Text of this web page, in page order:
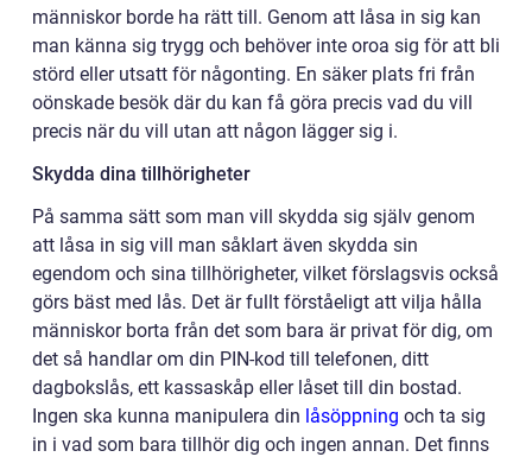
människor borde ha rätt till. Genom att låsa in sig kan
man känna sig trygg och behöver inte oroa sig för att bli
störd eller utsatt för någonting. En säker plats fri från
oönskade besök där du kan få göra precis vad du vill
precis när du vill utan att någon lägger sig i.
Skydda dina tillhörigheter
På samma sätt som man vill skydda sig själv genom
att låsa in sig vill man såklart även skydda sin
egendom och sina tillhörigheter, vilket förslagsvis också
görs bäst med lås. Det är fullt förståeligt att vilja hålla
människor borta från det som bara är privat för dig, om
det så handlar om din PIN-kod till telefonen, ditt
dagbokslås, ett kassaskåp eller låset till din bostad.
Ingen ska kunna manipulera din låsöppning och ta sig
in i vad som bara tillhör dig och ingen annan. Det finns